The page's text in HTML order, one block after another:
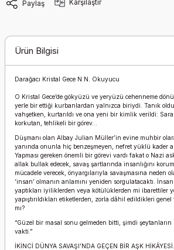
Paylaş Karşılaştır
Ürün Bilgisi
Darağacı Kristal Gece N.N. Okuyucu
O Kristal Gece’de gökyüzü ve yeryüzü cehenneme
yerle bir ettiği kurbanlardan yalnızca biriydi. Tanık
vahşetken, kurtarıldı ve ona yeni bir kimlik verildi:
korkutan, tehlikeli bir görev…
Düşmanı olan Albay Julian Müller’in evine muhbir
yanında onunla hiç benzeşmeyen, nefret yüklü kader
Yapması gereken önemli bir görevi vardı fakat o Nazi
allak bullak edecek, savaş şartlarında insanlığını
mücadele verecek, önyargılarıyla savaşmasına neden
‘insan’ olmanın anlamını yeniden sorgulatacaktı.
yaptıkları iyiliklerden veya kötülüklerden mi ibarettiler
yapıştırıldıkları etiketlerden, zorla dâhil edildikleri
mı?
“Güzel bir masal sonu gelmeden bitti, şimdi şeytanların
vakti.”
İKİNCİ DÜNYA SAVAŞI’NDA GEÇEN BİR AŞK HİKÂYESİ…